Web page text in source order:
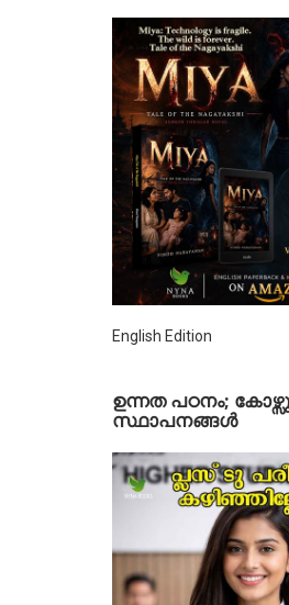
English Edition
ഉന്നത പഠനം;
സ്ഥാപനങ്ങള്‍